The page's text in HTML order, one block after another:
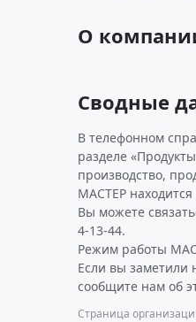
О
Сводные
В телефонном
разделе
производство,
МАСТЕР
Вы можете
4-13-44.
Режим работы
Если вы заметили
сообщите нам об
Страница